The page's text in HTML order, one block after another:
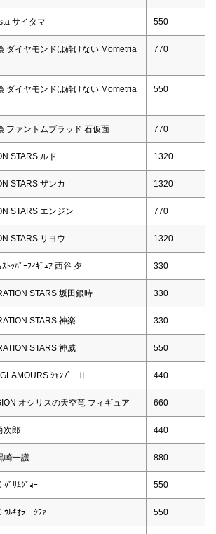
サイタマ 550
ダイヤモンドは砕けない Mometria
770
ダイヤモンドは砕けない Mometria
550
ファントムブラッド 石仮面 770
STARS ルド 1320
STARS ザンカ 1320
STARS エンジン 770
STARS リヨウ 1320
ﾄｯﾊﾟｰﾌｨｷﾞｭｱ 西谷 夕 330
STARS 坂田銀時 330
STARS 神楽 330
STARS 神威 550
ｼｬﾝﾌﾟｰ Ⅱ 440
オシリスの天空竜 フィギュア 660
次郎 440
崎一護 880
ﾞﾘﾑｼﾞｮｰ 550
ﾙｷｵﾗ・ｼﾌｧｰ 550